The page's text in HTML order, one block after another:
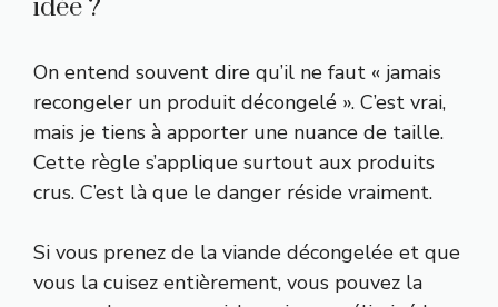
idée ?
On entend souvent dire qu’il ne faut « jamais
recongeler un produit décongelé ». C’est vrai,
mais je tiens à apporter une nuance de taille.
Cette règle s’applique surtout aux produits
crus. C’est là que le danger réside vraiment.
Si vous prenez de la viande décongelée et que
vous la cuisez entièrement, vous pouvez la